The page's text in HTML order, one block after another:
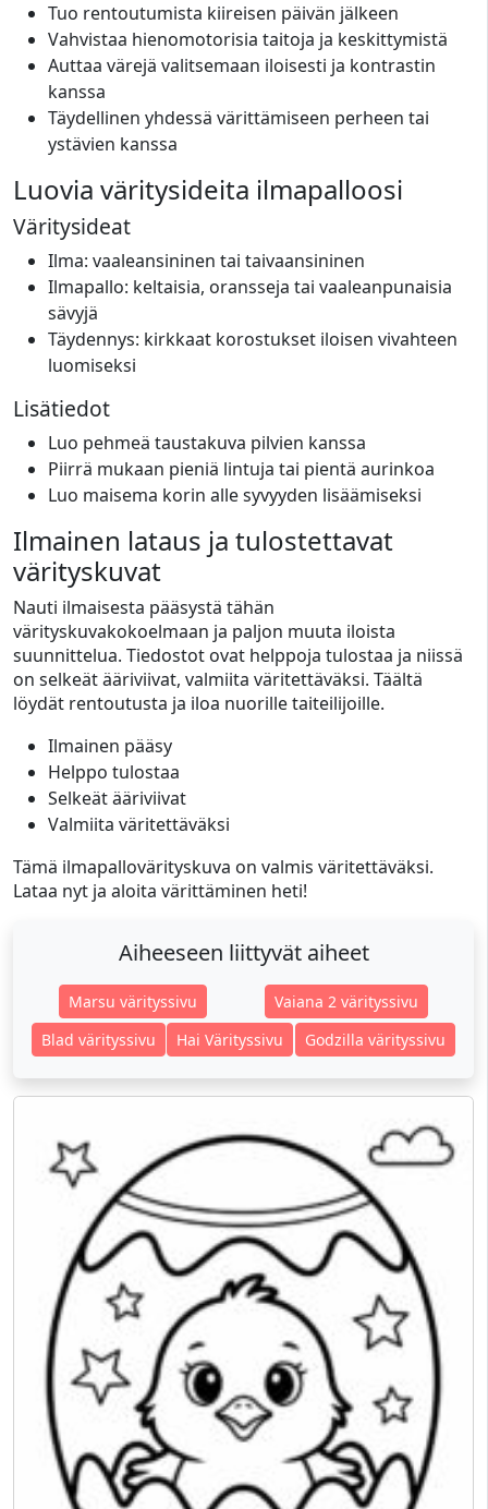
Tuo rentoutumista kiireisen päivän jälkeen
Vahvistaa hienomotorisia taitoja ja keskittymistä
Auttaa värejä valitsemaan iloisesti ja kontrastin
kanssa
Täydellinen yhdessä värittämiseen perheen tai
ystävien kanssa
Luovia väritysideita ilmapalloosi
Väritysideat
Ilma: vaaleansininen tai taivaansininen
Ilmapallo: keltaisia, oransseja tai vaaleanpunaisia
sävyjä
Täydennys: kirkkaat korostukset iloisen vivahteen
luomiseksi
Lisätiedot
Luo pehmeä taustakuva pilvien kanssa
Piirrä mukaan pieniä lintuja tai pientä aurinkoa
Luo maisema korin alle syvyyden lisäämiseksi
Ilmainen lataus ja tulostettavat
värityskuvat
Nauti ilmaisesta pääsystä tähän
värityskuvakokoelmaan ja paljon muuta iloista
suunnittelua. Tiedostot ovat helppoja tulostaa ja niissä
on selkeät ääriviivat, valmiita väritettäväksi. Täältä
löydät rentoutusta ja iloa nuorille taiteilijoille.
Ilmainen pääsy
Helppo tulostaa
Selkeät ääriviivat
Valmiita väritettäväksi
Tämä ilmapallovärityskuva on valmis väritettäväksi.
Lataa nyt ja aloita värittäminen heti!
Aiheeseen liittyvät aiheet
Marsu värityssivu
Vaiana 2 värityssivu
Blad värityssivu
Hai Värityssivu Godzilla värityssivu